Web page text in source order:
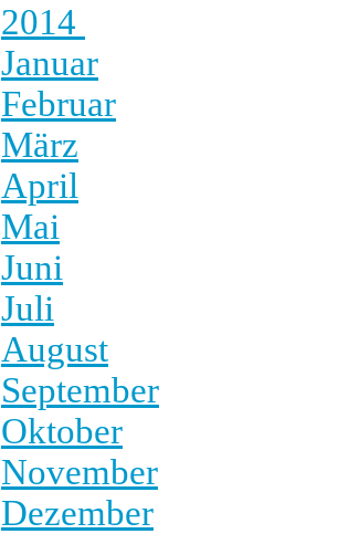
2014
Januar
Februar
März
April
Mai
Juni
Juli
August
September
Oktober
November
Dezember